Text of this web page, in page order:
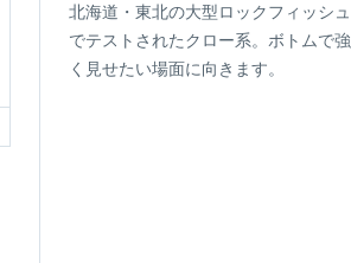
北海道・東北の大型ロックフィッシュ
でテストされたクロー系。ボトムで強
く見せたい場面に向きます。